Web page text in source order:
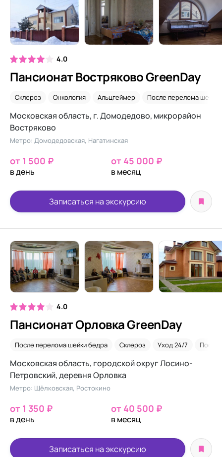
4.0
Пансионат Востряково GreenDay
Склероз Онкология Альцгеймер После перелома шейки
Московская область, г. Домодедово, микрорайон
Востряково
Метро: Домодедовская, Нагатинская
от 1 500 ₽
в день
от 45 000 ₽
в месяц
Записаться на экскурсию
4.0
Пансионат Орловка GreenDay
После перелома шейки бедра Склероз Уход 24/7 После
Московская область, городской округ Лосино-
Петровский, деревня Орловка
Метро: Щёлковская, Ростокино
от 1 350 ₽
в день
от 40 500 ₽
в месяц
Записаться на экскурсию